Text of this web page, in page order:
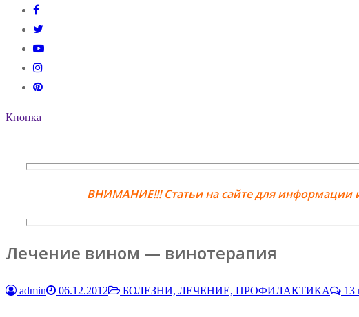
Кнопка
ВНИМАНИЕ!!! Статьи на сайте для информации
Лечение вином — винотерапия
admin 06.12.2012 БОЛЕЗНИ, ЛЕЧЕНИЕ, ПРОФИЛАКТИКА 13